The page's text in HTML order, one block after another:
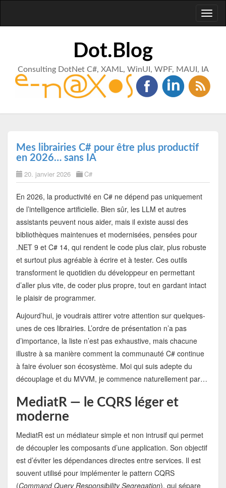
Dot.Blog
Consulting DotNet C#, XAML, WinUI, WPF, MAUI, IA
Mes librairies C# pour être plus productif
en 2026… sans IA
20. janvier 2026 C#
En 2026, la productivité en C# ne dépend pas uniquement
de l’intelligence artificielle. Bien sûr, les LLM et autres
assistants peuvent nous aider, mais il existe aussi des
bibliothèques maintenues et modernisées, pensées pour
.NET 9 et C# 14, qui rendent le code plus clair, plus robuste
et surtout plus agréable à écrire et à tester. Ces outils
transforment le quotidien du développeur en permettant
d’aller plus vite, de coder plus propre, tout en gardant intact
le plaisir de programmer.
Aujourd’hui, je voudrais attirer votre attention sur quelques-
unes de ces librairies. L’ordre de présentation n’a pas
d’importance, la liste n’est pas exhaustive, mais chacune
illustre à sa manière comment la communauté C# continue
à faire évoluer son écosystème. Moi qui suis adepte du
découplage et du MVVM, je commence naturellement par…
MediatR — le CQRS léger et
moderne
MediatR est un médiateur simple et non intrusif qui permet
de découpler les composants d’une application. Son objectif
est d’éviter les dépendances directes entre services. Il est
souvent utilisé pour implémenter le pattern CQRS
(Command Query Responsibility Segregation), qui sépare